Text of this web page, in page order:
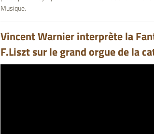
Musique.
Vincent Warnier interprète la
F.Liszt sur le grand orgue de la